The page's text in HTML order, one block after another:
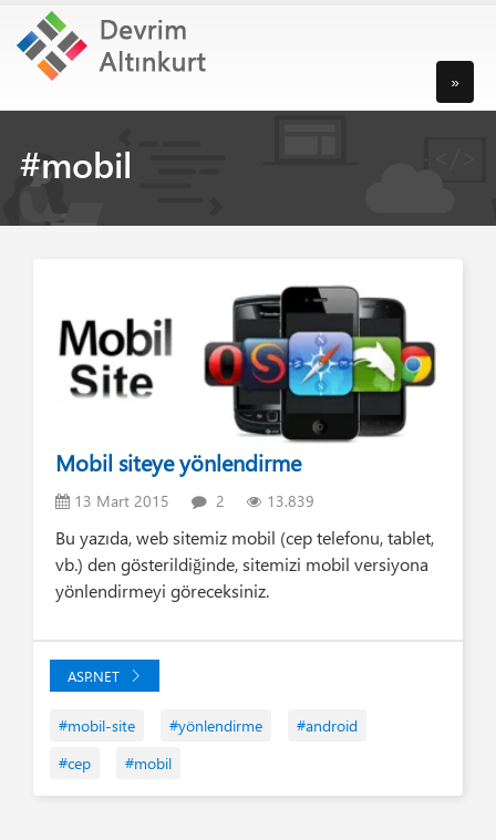
»
#mobil
Mobil siteye yönlendirme
13 Mart 2015 2 13.839
Bu yazıda, web sitemiz mobil (cep telefonu, tablet,
vb.) den gösterildiğinde, sitemizi mobil versiyona
yönlendirmeyi göreceksiniz.
ASP.NET
#mobil-site #yönlendirme
#android
#cep
#mobil